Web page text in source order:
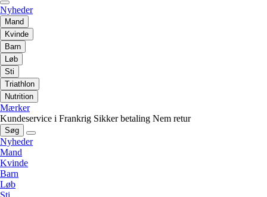
Nyheder
Mand
Kvinde
Barn
Løb
Sti
Triathlon
Nutrition
Mærker
Kundeservice i Frankrig Sikker betaling Nem retur
Søg
Nyheder
Mand
Kvinde
Barn
Løb
Sti